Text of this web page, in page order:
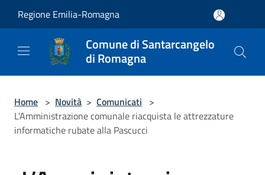
Regione Emilia-Romagna
Comune di Santarcangelo
di Romagna
Home > Novità > Comunicati >
L’Amministrazione comunale riacquista le attrezzature
informatiche rubate alla Pascucci